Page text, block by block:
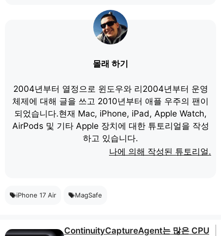
몰래 하기
2004년부터 열정으로 윈도우와 리2004년부터 운영
체제에 대해 글을 쓰고 2010년부터 애플 우주의 팬이
되었습니다.현재 Mac, iPhone, iPad, Apple Watch,
AirPods 및 기타 Apple 장치에 대한 튜토리얼을 작성
하고 있습니다.
나에 의해 작성된 튜토리얼.
iPhone 17 Air MagSafe
ContinuityCaptureAgent는 많은 CPU